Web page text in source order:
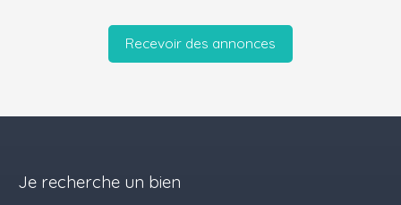
Recevoir des annonces
Je recherche un bien